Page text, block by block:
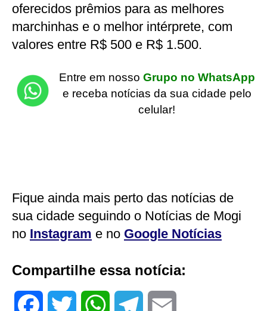
oferecidos prêmios para as melhores
marchinhas e o melhor intérprete, com
valores entre R$ 500 e R$ 1.500.
Entre em nosso Grupo no WhatsApp
e receba notícias da sua cidade pelo
celular!
Fique ainda mais perto das notícias de
sua cidade seguindo o Notícias de Mogi
no Instagram e no Google Notícias
Compartilhe essa notícia: